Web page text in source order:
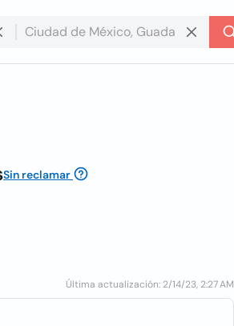
Sin reclamar
Última actualización: 2/14/23, 2:27 AM